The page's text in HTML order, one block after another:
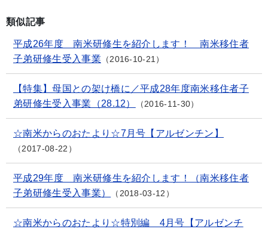
類似記事
平成26年度 南米研修生を紹介します！ 南米移住者
子弟研修生受入事業
2016-10-21
【特集】母国との架け橋に／平成28年度南米移住者子
弟研修生受入事業（28.12）
2016-11-30
☆南米からのおたより☆7月号【アルゼンチン】
2017-08-22
平成29年度 南米研修生を紹介します！（南米移住者
子弟研修生受入事業）
2018-03-12
☆南米からのおたより☆特別編 4月号【アルゼンチ